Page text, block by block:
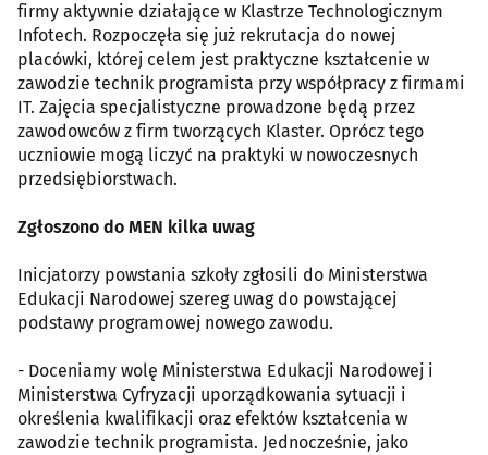
firmy aktywnie działające w Klastrze Technologicznym
Infotech. Rozpoczęła się już rekrutacja do nowej
placówki, której celem jest praktyczne kształcenie w
zawodzie technik programista przy współpracy z firmami
IT. Zajęcia specjalistyczne prowadzone będą przez
zawodowców z firm tworzących Klaster. Oprócz tego
uczniowie mogą liczyć na praktyki w nowoczesnych
przedsiębiorstwach.
Zgłoszono do MEN kilka uwag
Inicjatorzy powstania szkoły zgłosili do Ministerstwa
Edukacji Narodowej szereg uwag do powstającej
podstawy programowej nowego zawodu.
- Doceniamy wolę Ministerstwa Edukacji Narodowej i
Ministerstwa Cyfryzacji uporządkowania sytuacji i
określenia kwalifikacji oraz efektów kształcenia w
zawodzie technik programista. Jednocześnie, jako